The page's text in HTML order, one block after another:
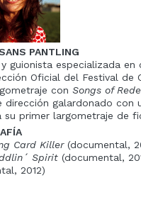
PANTLING
guionista especializada
Oficial del Festival de
con Songs of
dirección galardonado con
su primer largometraje de
Card Killer(documental,
Spirit(documental,
2012)